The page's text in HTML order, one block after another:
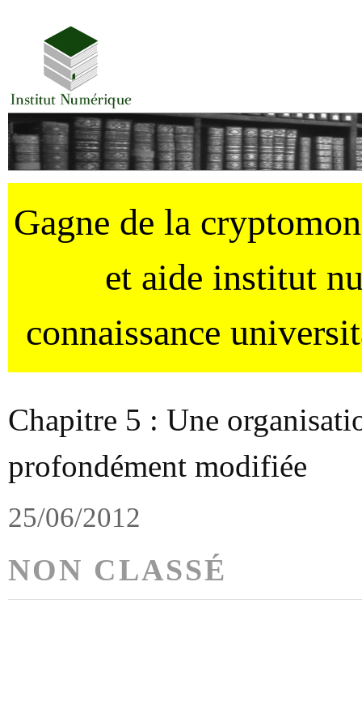
Gagne de la
et aide institut
connaissance
Chapitre 5 : Une
profondément modifiée
25/06/2012
NON CLASSÉ